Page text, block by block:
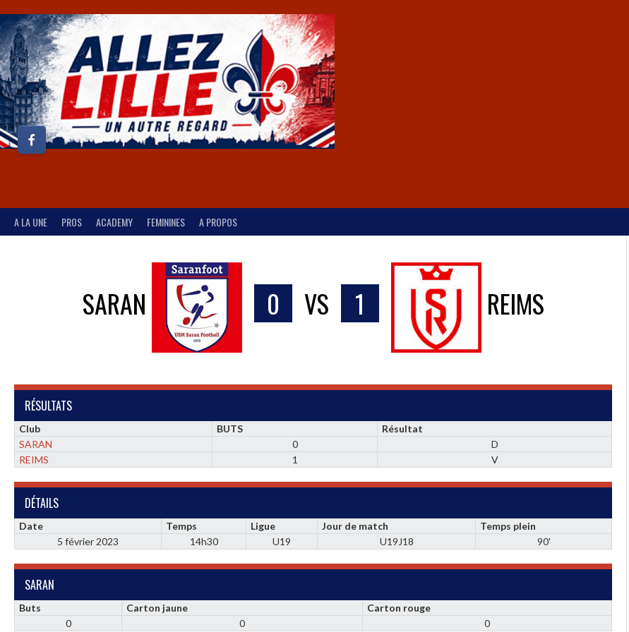
A LA UNE PROS ACADEMY FEMININES A PROPOS
SARAN 0 VS 1 REIMS
RÉSULTATS
Club BUTS
Résultat
SARAN
0
D
REIMS
1 V
DÉTAILS
Date Temps Ligue Jour de match
Temps plein
5 février 2023
14h30 U19 U19J18 90'
SARAN
Buts Carton jaune
Carton rouge
0
0 0